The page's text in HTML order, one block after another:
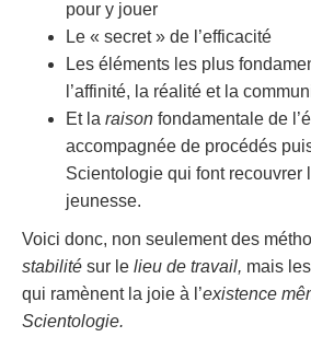
pour y jouer
Le « secret » de l’efficacité
Les éléments les plus
l’affinité, la réalité et la
Et la raison fondamentale de
accompagnée de procédés
Scientologie qui font recouvrer
jeunesse.
Voici donc, non seulement des
stabilité sur le lieu de travail, mais
qui ramènent la joie à l’existence
Scientologie.